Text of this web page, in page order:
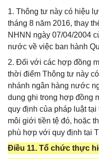
1. Thông tư này có hiệu
tháng 8 năm 2016, thay
NHNN ngày 07/04/2004
nước về việc ban hành
2. Đối với các hợp đồng
thời điểm Thông tư này
nhánh ngân hàng nước
dung ghi trong hợp đồng
quy định của pháp luật
môi giới tiền tệ đó, hoặc
phù hợp với quy định tại
Điều 11. Tổ chức thực